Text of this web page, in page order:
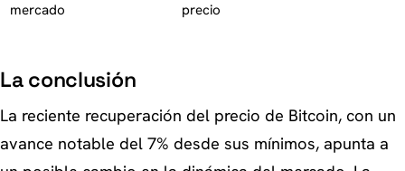
mercado
precio
La conclusión
La reciente recuperación del precio de Bitcoin, con un
avance notable del 7% desde sus mínimos, apunta a